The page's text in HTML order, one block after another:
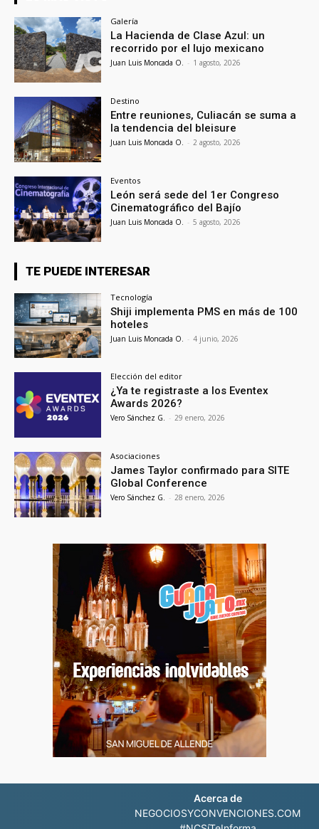
Galería
La Hacienda de Clase Azul: un
recorrido por el lujo mexicano
Juan Luis Moncada O. - 1 agosto, 2026
Destino
Entre reuniones, Culiacán se suma a
la tendencia del bleisure
Juan Luis Moncada O. - 2 agosto, 2026
Eventos
León será sede del 1er Congreso
Cinematográfico del Bajío
Juan Luis Moncada O. - 5 agosto, 2026
TE PUEDE INTERESAR
Tecnología
Shiji implementa PMS en más de 100
hoteles
Juan Luis Moncada O. - 4 junio, 2026
Elección del editor
¿Ya te registraste a los Eventex
Awards 2026?
Vero Sánchez G. - 29 enero, 2026
Asociaciones
James Taylor confirmado para SITE
Global Conference
Vero Sánchez G. - 28 enero, 2026
Acerca de
NEGOCIOSYCONVENCIONES.COM